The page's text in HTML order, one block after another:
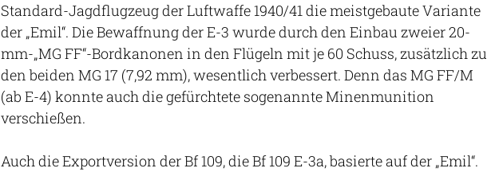
Standard-Jagdflugzeug der Luftwaffe 1940/41 die meistgebaute Variante
der „Emil“. Die Bewaffnung der E-3 wurde durch den Einbau zweier 20-
mm-„MG FF“-Bordkanonen in den Flügeln mit je 60 Schuss, zusätzlich zu
den beiden MG 17 (7,92 mm), wesentlich verbessert. Denn das MG FF/M
(ab E-4) konnte auch die gefürchtete sogenannte Minenmunition
verschießen.
Auch die Exportversion der Bf 109, die Bf 109 E-3a, basierte auf der „Emil“.